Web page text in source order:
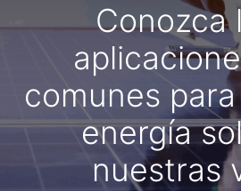
Conozca
comunes
energía
nuestras